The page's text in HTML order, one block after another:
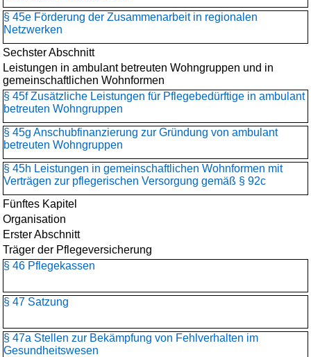
§ 45e Förderung der Zusammenarbeit in regionalen
Netzwerken
Sechster Abschnitt
Leistungen in ambulant betreuten Wohngruppen und in
gemeinschaftlichen Wohnformen
§ 45f Zusätzliche Leistungen für Pflegebedürftige in ambulant
betreuten Wohngruppen
§ 45g Anschubfinanzierung zur Gründung von ambulant
betreuten Wohngruppen
§ 45h Leistungen in gemeinschaftlichen Wohnformen mit
Verträgen zur pflegerischen Versorgung gemäß § 92c
Fünftes Kapitel
Organisation
Erster Abschnitt
Träger der Pflegeversicherung
§ 46 Pflegekassen
§ 47 Satzung
§ 47a Stellen zur Bekämpfung von Fehlverhalten im
Gesundheitswesen